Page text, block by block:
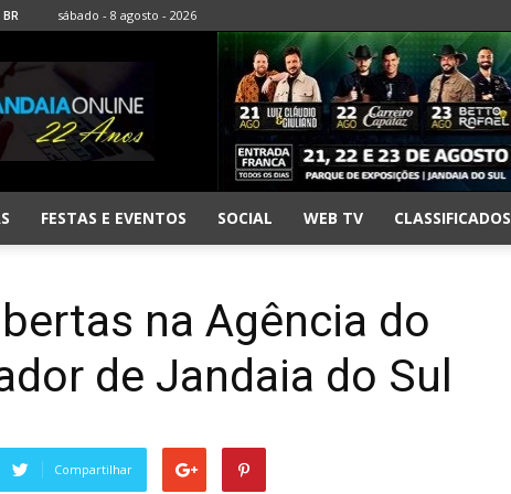
sábado - 8 agosto - 2026
FESTAS E EVENTOS SOCIAL WEB TV CLASSIFICADOS
na Agência do
de Jandaia do Sul
Compartilhar